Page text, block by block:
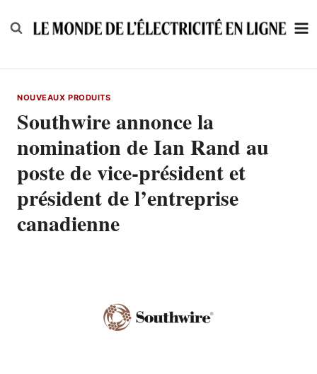
to
NOUVEAUX PRODUITS
Southwire annonce la
nomination de Ian Rand au
poste de vice-président et
président de l’entreprise
canadienne